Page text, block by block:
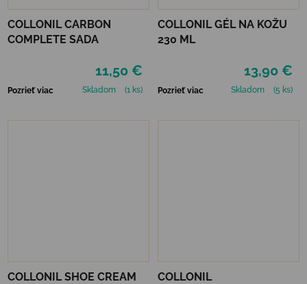
COLLONIL CARBON
COMPLETE SADA
11,50 €
Pozrieť viac Skladom (1 ks)
COLLONIL GÉL NA KOŽU
230 ML
13,90 €
Pozrieť viac Skladom (5 ks)
COLLONIL SHOE CREAM
COLLONIL